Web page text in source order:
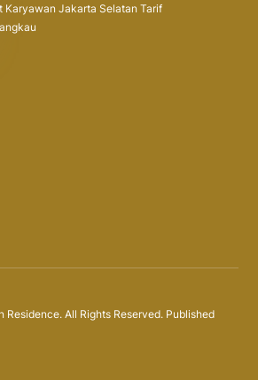
Karyawan Jakarta Selatan Tarif
All Rights Reserved. Published